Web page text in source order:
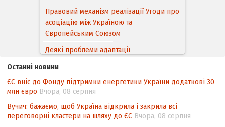
Правовий механізм реалізації Угоди про
асоціацію між Україною та
Європейським Cоюзом
Деякі проблеми адаптації
походження товарів відповідно до
Угоди про торговельні аспекти прав
інтелектуальної власності (TRIPS) у
контексті євроінтеграції
Аналіз виборчого законодавства щодо
Останні новини
ЄС вніс до Фонду підтримки енергетики України додаткові 30
млн євро Вчора, 08 серпня
Вучич: бажаємо, щоб Україна відкрила і закрила всі
переговорні кластери на шляху до ЄС Вчора, 08 серпня